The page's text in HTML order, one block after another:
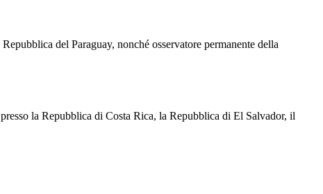
del Paraguay, nonché osservatore permanente della
la Repubblica di Costa Rica, la Repubblica di El Salvador, il